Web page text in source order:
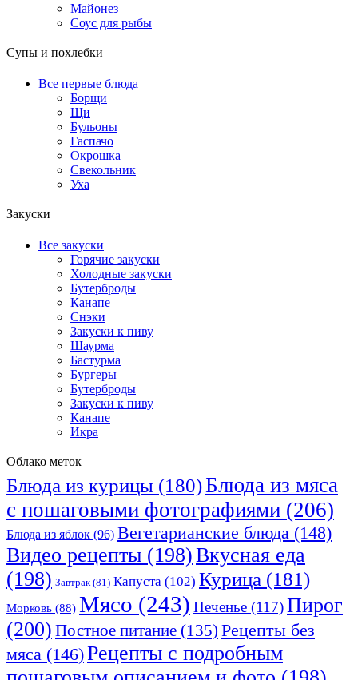
Майонез
Соус для рыбы
Супы и похлебки
Все первые блюда
Борщи
Щи
Бульоны
Гаспачо
Окрошка
Свекольник
Уха
Закуски
Все закуски
Горячие закуски
Холодные закуски
Бутерброды
Канапе
Снэки
Закуски к пиву
Шаурма
Бастурма
Бургеры
Бутерброды
Закуски к пиву
Канапе
Икра
Облако меток
Блюда из курицы (180)Блюда из мяса
с пошаговыми фотографиями (206)
Блюда из яблок (96) Вегетарианские блюда (148)
Видео рецепты (198)Вкусная еда
(198) Завтрак(81) Капуста (102) Курица (181)
Морковь (88) Мясо (243) Печенье (117)Пирог
(200) Постное питание (135) Рецепты без
мяса (146)Рецепты с подробным